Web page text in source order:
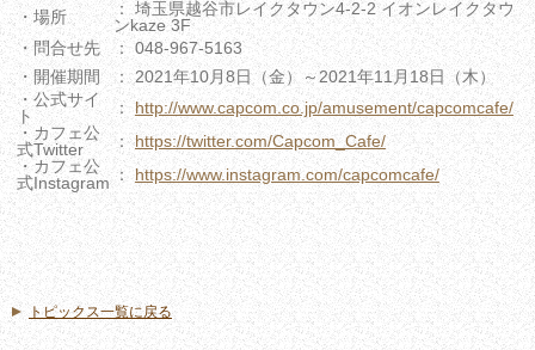
・場所
： 埼玉県越谷市レイクタウン4-2-2 イオンレイクタウ
ンkaze 3F
・問合せ先
： 048-967-5163
・開催期間
： 2021年10月8日（金）～2021年11月18日（木）
・公式サイ
ト
： http://www.capcom.co.jp/amusement/capcomcafe/
・カフェ公
式Twitter
：https://twitter.com/Capcom_Cafe/
・カフェ公
式Instagram ： https://www.instagram.com/capcomcafe/
トピックス一覧に戻る